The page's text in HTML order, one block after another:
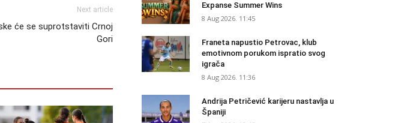
Next article
će se suprotstaviti Crnoj
Gori
Expanse Summer Wins
8 Aug 2026. 11:45
Franeta napustio Petrovac, klub
emotivnom porukom ispratio svog
igrača
8 Aug 2026. 11:36
Andrija Petričević karijeru nastavlja u
Španiji